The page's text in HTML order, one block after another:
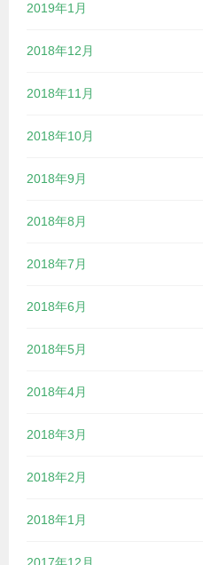
2019年1月
2018年12月
2018年11月
2018年10月
2018年9月
2018年8月
2018年7月
2018年6月
2018年5月
2018年4月
2018年3月
2018年2月
2018年1月
2017年12月